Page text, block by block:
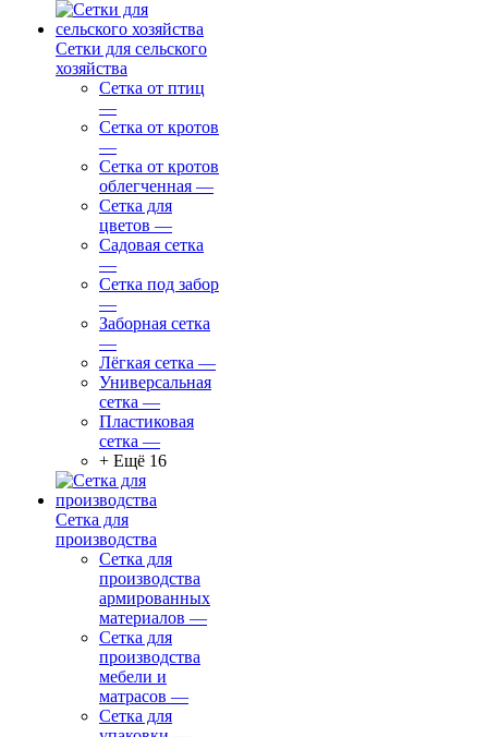
Сетки для сельского
хозяйства
Сетка от птиц
—
Сетка от кротов
—
Сетка от кротов
облегченная —
Сетка для
цветов —
Садовая сетка
—
Сетка под забор
—
Заборная сетка
—
Лёгкая сетка —
Универсальная
сетка —
Пластиковая
сетка —
+ Ещё 16
Сетка для
производства
Сетка для
производства
армированных
материалов —
Сетка для
производства
мебели и
матрасов —
Сетка для